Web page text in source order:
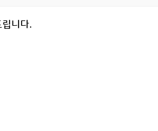
니다.